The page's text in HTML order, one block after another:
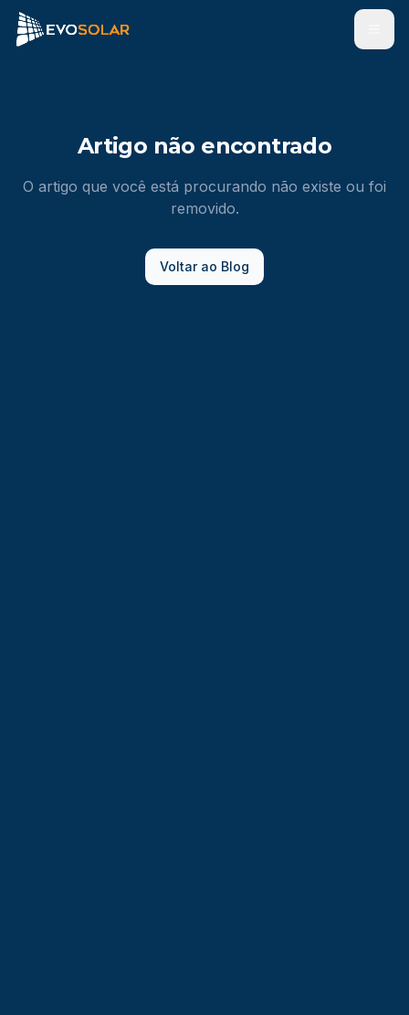
Artigo não encontrado
O artigo que você está procurando não existe ou foi
removido.
Voltar ao Blog